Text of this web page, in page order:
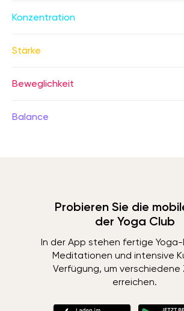
Konzentration
Stärke
Beweglichkeit
Balance
Probieren Sie die
der Yoga Club
In der App stehen fertige
Meditationen und intensive
Verfügung, um verschiedene
erreichen.